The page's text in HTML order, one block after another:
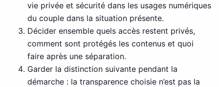
vie privée et sécurité dans les usages numériques
du couple dans la situation présente.
Décider ensemble quels accès restent privés,
comment sont protégés les contenus et quoi
faire après une séparation.
Garder la distinction suivante pendant la
démarche : la transparence choisie n’est pas la